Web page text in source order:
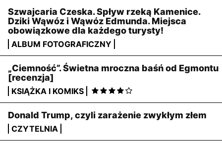
Szwajcaria Czeska. Spływ rzeką Kamenice.
Dziki Wąwóz i Wąwóz Edmunda. Miejsca
obowiązkowe dla każdego turysty!
ALBUM FOTOGRAFICZNY
„Ciemność”. Świetna mroczna baśń od Egmontu
[recenzja]
KSIĄŻKA I KOMIKS
Donald Trump, czyli zarażenie zwykłym złem
CZYTELNIA